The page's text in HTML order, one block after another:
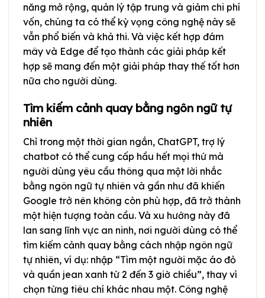
năng mở rộng, quản lý tập trung và giảm chi phí
vốn, chúng ta có thể kỳ vọng công nghệ này sẽ
vẫn phổ biến và khả thi. Và việc kết hợp đám
mây và Edge để tạo thành các giải pháp kết
hợp sẽ mang đến một giải pháp thay thế tốt hơn
nữa cho người dùng.
Tìm kiếm cảnh quay bằng ngôn ngữ tự
nhiên
Chỉ trong một thời gian ngắn, ChatGPT, trợ lý
chatbot có thể cung cấp hầu hết mọi thứ mà
người dùng yêu cầu thông qua một lời nhắc
bằng ngôn ngữ tự nhiên và gần như đã khiến
Google trở nên không còn phù hợp, đã trở thành
một hiện tượng toàn cầu. Và xu hướng này đã
lan sang lĩnh vực an ninh, nơi người dùng có thể
tìm kiếm cảnh quay bằng cách nhập ngôn ngữ
tự nhiên, ví dụ: nhập “Tìm một người mặc áo đỏ
và quần jean xanh từ 2 đến 3 giờ chiều”, thay vì
chọn từng tiêu chí khác nhau một. Công nghệ